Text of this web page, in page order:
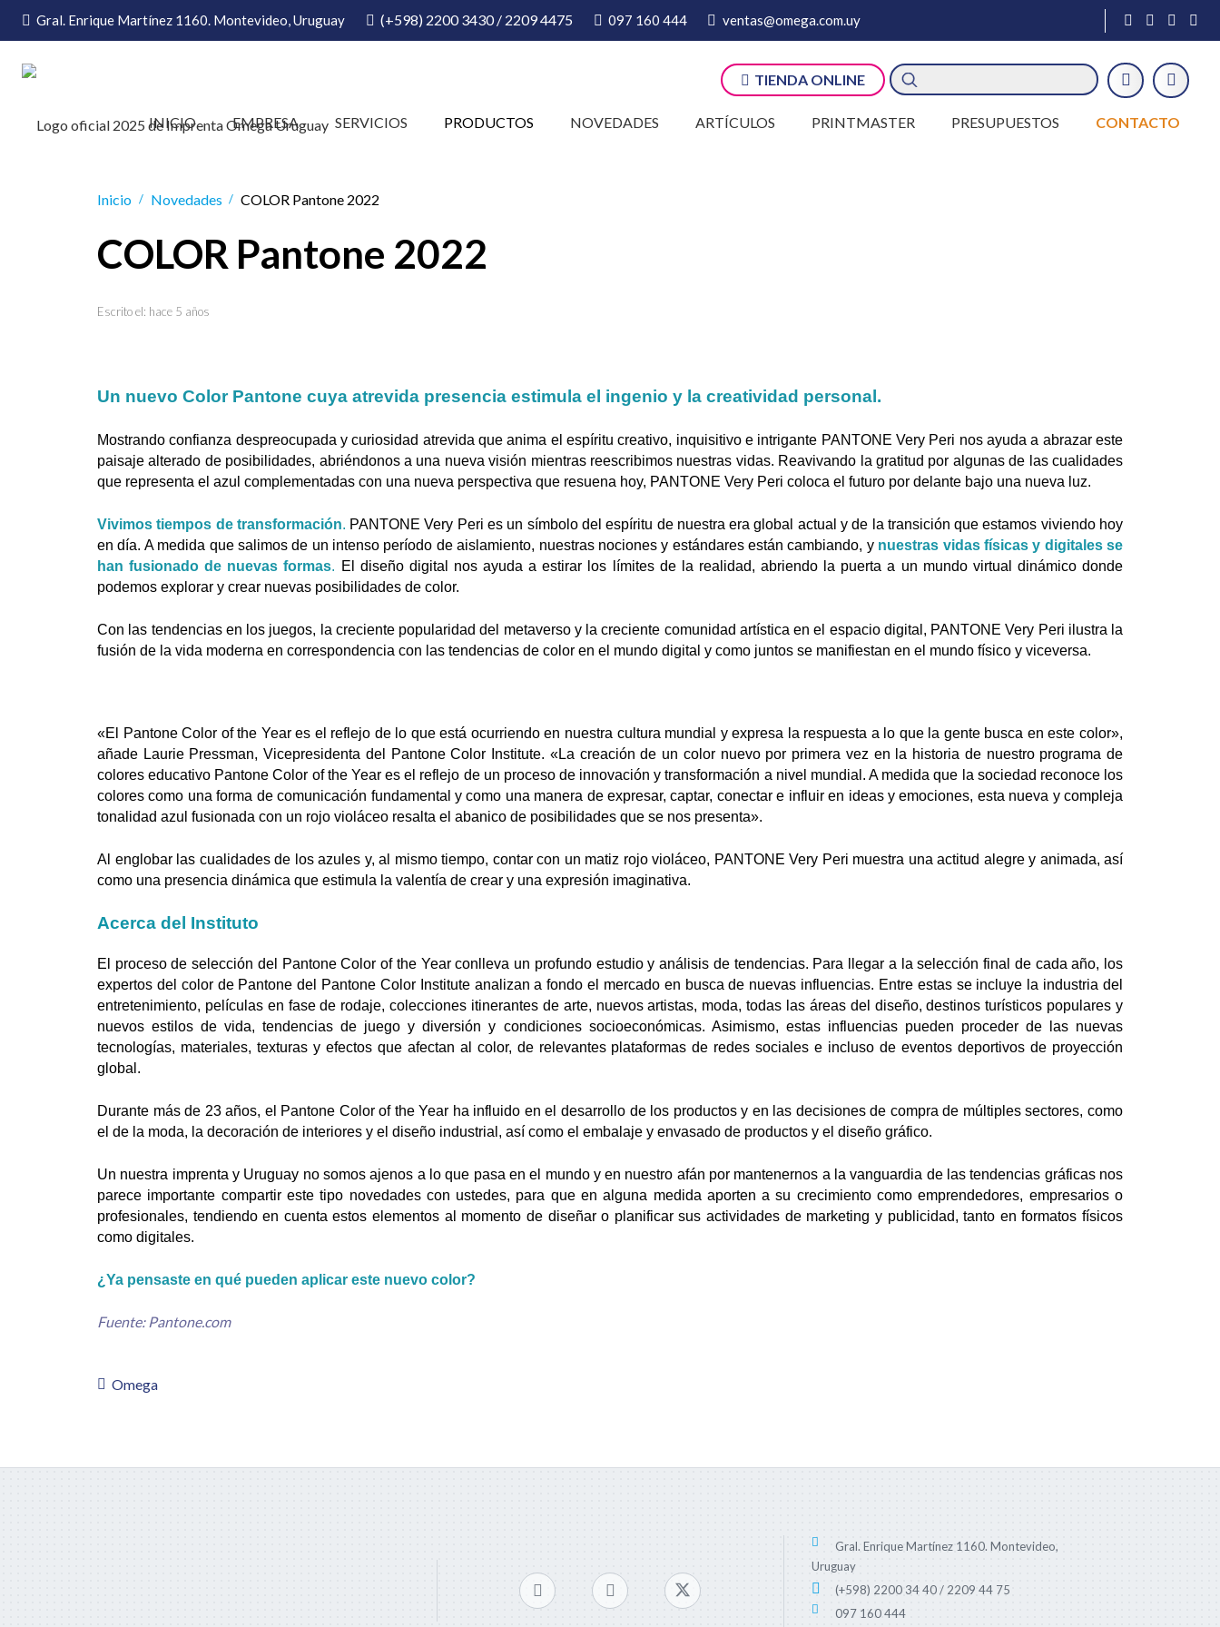
Gral. Enrique Martínez 1160. Montevideo, Uruguay (+598) 2200 3430 / 2209 4475 097 160 444 ventas@omega.com.uy
TIENDA ONLINE
Búsqueda
de
productos
INICIO
EMPRESA SERVICIOS PRODUCTOS NOVEDADES ARTÍCULOS PRINTMASTER PRESUPUESTOS CONTACTO
Inicio / Novedades / COLOR Pantone 2022
COLOR Pantone 2022
Escrito el: hace 5 años
Un nuevo Color Pantone cuya atrevida presencia estimula el ingenio y la creatividad personal.
Mostrando confianza despreocupada y curiosidad atrevida que anima el espíritu creativo, inquisitivo e intrigante PANTONE Very Peri nos ayuda a abrazar este
paisaje alterado de posibilidades, abriéndonos a una nueva visión mientras reescribimos nuestras vidas. Reavivando la gratitud por algunas de las cualidades
que representa el azul complementadas con una nueva perspectiva que resuena hoy, PANTONE Very Peri coloca el futuro por delante bajo una nueva luz.
Vivimos tiempos de transformación. PANTONE Very Peri es un símbolo del espíritu de nuestra era global actual y de la transición que estamos viviendo hoy
en día. A medida que salimos de un intenso período de aislamiento, nuestras nociones y estándares están cambiando, y nuestras vidas físicas y digitales se
han fusionado de nuevas formas. El diseño digital nos ayuda a estirar los límites de la realidad, abriendo la puerta a un mundo virtual dinámico donde
podemos explorar y crear nuevas posibilidades de color.
Con las tendencias en los juegos, la creciente popularidad del metaverso y la creciente comunidad artística en el espacio digital, PANTONE Very Peri ilustra la
fusión de la vida moderna en correspondencia con las tendencias de color en el mundo digital y como juntos se manifiestan en el mundo físico y viceversa.
«El Pantone Color of the Year es el reflejo de lo que está ocurriendo en nuestra cultura mundial y expresa la respuesta a lo que la gente busca en este color»,
añade Laurie Pressman, Vicepresidenta del Pantone Color Institute. «La creación de un color nuevo por primera vez en la historia de nuestro programa de
colores educativo Pantone Color of the Year es el reflejo de un proceso de innovación y transformación a nivel mundial. A medida que la sociedad reconoce los
colores como una forma de comunicación fundamental y como una manera de expresar, captar, conectar e influir en ideas y emociones, esta nueva y compleja
tonalidad azul fusionada con un rojo violáceo resalta el abanico de posibilidades que se nos presenta».
Al englobar las cualidades de los azules y, al mismo tiempo, contar con un matiz rojo violáceo, PANTONE Very Peri muestra una actitud alegre y animada, así
como una presencia dinámica que estimula la valentía de crear y una expresión imaginativa.
Acerca del Instituto
El proceso de selección del Pantone Color of the Year conlleva un profundo estudio y análisis de tendencias. Para llegar a la selección final de cada año, los
expertos del color de Pantone del Pantone Color Institute analizan a fondo el mercado en busca de nuevas influencias. Entre estas se incluye la industria del
entretenimiento, películas en fase de rodaje, colecciones itinerantes de arte, nuevos artistas, moda, todas las áreas del diseño, destinos turísticos populares y
nuevos estilos de vida, tendencias de juego y diversión y condiciones socioeconómicas. Asimismo, estas influencias pueden proceder de las nuevas
tecnologías, materiales, texturas y efectos que afectan al color, de relevantes plataformas de redes sociales e incluso de eventos deportivos de proyección
global.
Durante más de 23 años, el Pantone Color of the Year ha influido en el desarrollo de los productos y en las decisiones de compra de múltiples sectores, como
el de la moda, la decoración de interiores y el diseño industrial, así como el embalaje y envasado de productos y el diseño gráfico.
Un nuestra imprenta y Uruguay no somos ajenos a lo que pasa en el mundo y en nuestro afán por mantenernos a la vanguardia de las tendencias gráficas nos
parece importante compartir este tipo novedades con ustedes, para que en alguna medida aporten a su crecimiento como emprendedores, empresarios o
profesionales, tendiendo en cuenta estos elementos al momento de diseñar o planificar sus actividades de marketing y publicidad, tanto en formatos físicos
como digitales.
¿Ya pensaste en qué pueden aplicar este nuevo color?
Fuente: Pantone.com
Omega
Gral. Enrique Martínez 1160. Montevideo,
Uruguay
(+598) 2200 34 40 / 2209 44 75
097 160 444